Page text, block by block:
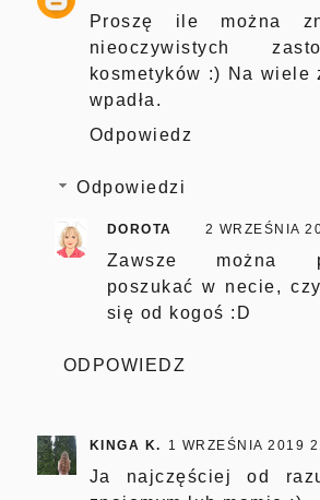
Proszę ile można
nieoczywistych
kosmetyków :) Na wiele
wpadła.
Odpowiedz
Odpowiedzi
DOROTA 2 WRZEŚNIA
Zawsze można
poszukać w necie,
się od kogoś :D
ODPOWIEDZ
KINGA K. 1 WRZEŚNIA 2019
Ja najczęściej od